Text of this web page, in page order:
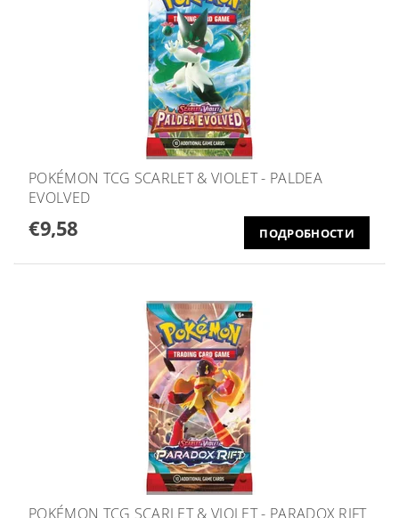
POKÉMON TCG SCARLET & VIOLET - PALDEA
EVOLVED
€9,58 ПОДРОБНОСТИ
POKÉMON TCG SCARLET & VIOLET - PARADOX RIFT